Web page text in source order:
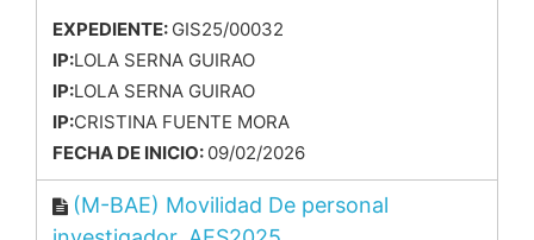
EXPEDIENTE: GIS25/00032
IP:LOLA SERNA GUIRAO
IP:LOLA SERNA GUIRAO
IP:CRISTINA FUENTE MORA
FECHA DE INICIO: 09/02/2026
(M-BAE) Movilidad De personal